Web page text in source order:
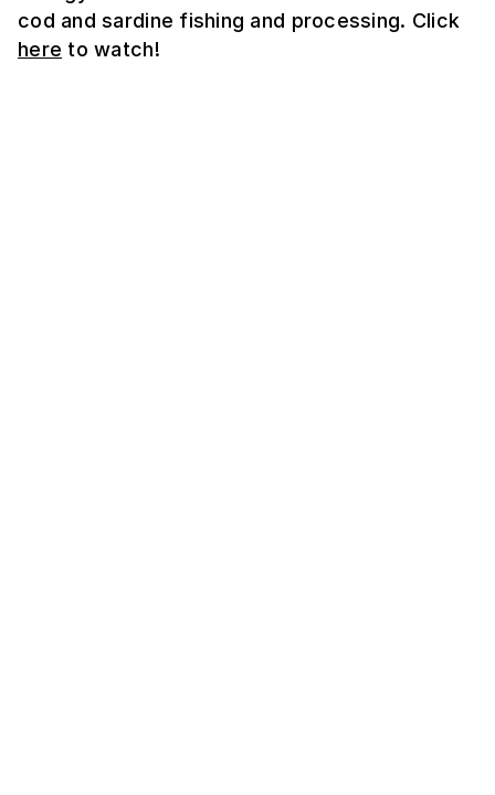
cod and sardine fishing and processing. Click
here to watch!